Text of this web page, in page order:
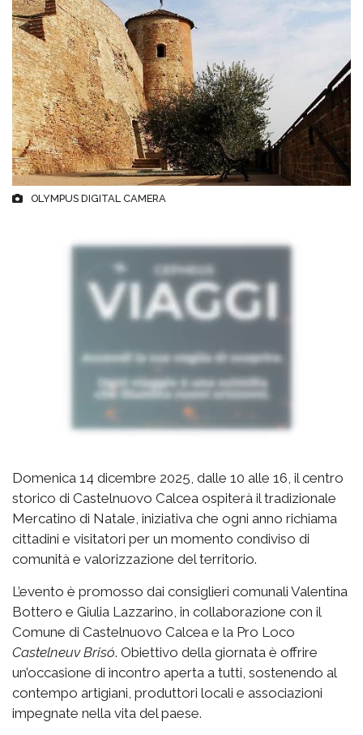
OLYMPUS DIGITAL CAMERA
Domenica 14 dicembre 2025, dalle 10 alle 16, il centro
storico di Castelnuovo Calcea ospiterà il tradizionale
Mercatino di Natale, iniziativa che ogni anno richiama
cittadini e visitatori per un momento condiviso di
comunità e valorizzazione del territorio.
L’evento è promosso dai consiglieri comunali Valentina
Bottero e Giulia Lazzarino, in collaborazione con il
Comune di Castelnuovo Calcea e la Pro Loco
Castelneuv Brisó. Obiettivo della giornata è offrire
un’occasione di incontro aperta a tutti, sostenendo al
contempo artigiani, produttori locali e associazioni
impegnate nella vita del paese.